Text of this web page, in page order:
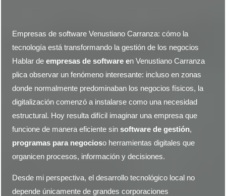
Empresas de software Venustiano Carranza: cómo la
tecnología está transformando la gestión de los negocios
Hablar deempresas de software en Venustiano Carranza
plica observar un fenómeno interesante: incluso en zonas
donde normalmente predominaban los negocios físicos, la
digitalización comenzó a instalarse como una necesidad
estructural. Hoy resulta difícil imaginar una empresa que
funcione de manera eficiente sinsoftware de gestión,
programas para negocioso herramientas digitales que
organicen procesos, información y decisiones.
Desde mi perspectiva, el desarrollo tecnológico local no
depende únicamente de grandes corporaciones